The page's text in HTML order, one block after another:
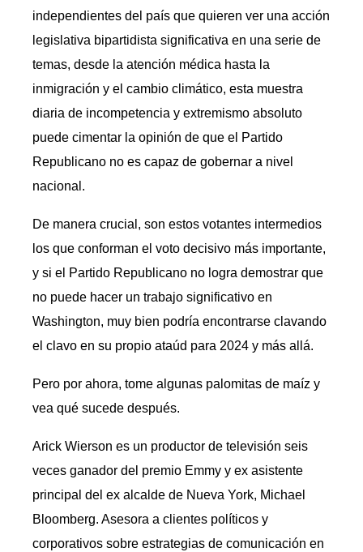
independientes del país que quieren ver una acción
legislativa bipartidista significativa en una serie de
temas, desde la atención médica hasta la
inmigración y el cambio climático, esta muestra
diaria de incompetencia y extremismo absoluto
puede cimentar la opinión de que el Partido
Republicano no es capaz de gobernar a nivel
nacional.
De manera crucial, son estos votantes intermedios
los que conforman el voto decisivo más importante,
y si el Partido Republicano no logra demostrar que
no puede hacer un trabajo significativo en
Washington, muy bien podría encontrarse clavando
el clavo en su propio ataúd para 2024 y más allá.
Pero por ahora, tome algunas palomitas de maíz y
vea qué sucede después.
Arick Wierson es un productor de televisión seis
veces ganador del premio Emmy y ex asistente
principal del ex alcalde de Nueva York, Michael
Bloomberg. Asesora a clientes políticos y
corporativos sobre estrategias de comunicación en